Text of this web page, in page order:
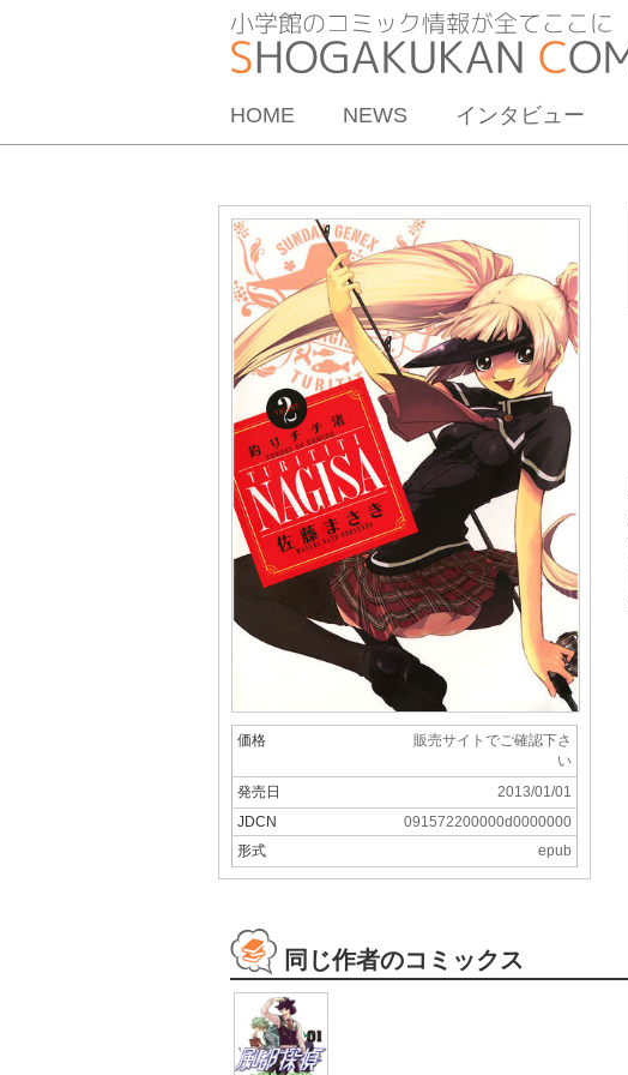
HOME NEWS インタビュー
価格
販売サイトでご確認下さ
い
発売日
2013/01/01
JDCN
091572200000d0000000
形式
epub
同じ作者のコミックス